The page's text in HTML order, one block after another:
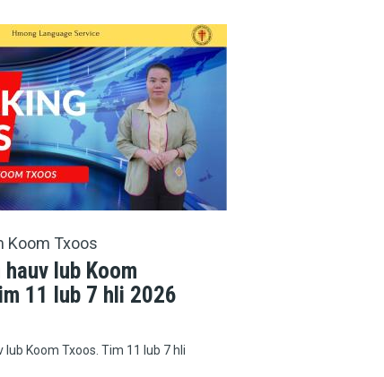
Koom Txoos
hauv lub Koom
11 lub 7 hli 2026
lub Koom Txoos. Tim 11 lub 7 hli